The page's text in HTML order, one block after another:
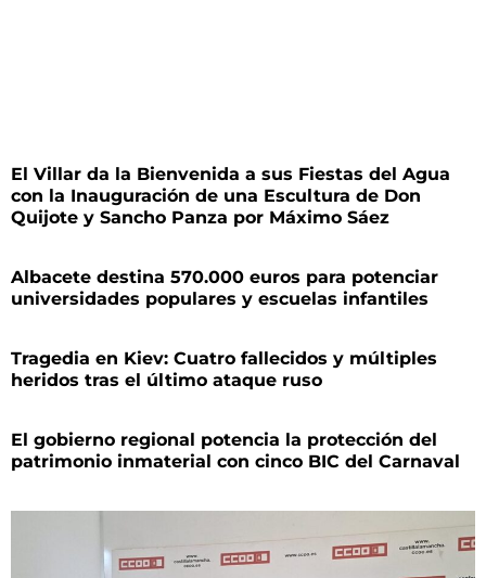
El Villar da la Bienvenida a sus Fiestas del Agua
con la Inauguración de una Escultura de Don
Quijote y Sancho Panza por Máximo Sáez
Albacete destina 570.000 euros para potenciar
universidades populares y escuelas infantiles
Tragedia en Kiev: Cuatro fallecidos y múltiples
heridos tras el último ataque ruso
El gobierno regional potencia la protección del
patrimonio inmaterial con cinco BIC del Carnaval